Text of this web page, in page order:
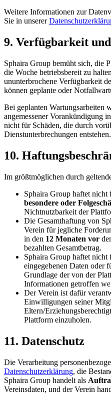
Weitere Informationen zur
Sie in unserer
9. Verfügbarkeit
Sphaira Group bemüht sich, die
die Woche betriebsbereit zu
ununterbrochene Verfügbarkeit
können geplante oder
Bei geplanten Wartungsarbeiten
angemessener Vorankündigung
nicht für Schäden, die durch
Dienstunterbrechungen entstehen.
10.
Im größtmöglichen durch
Sphaira Group haftet nicht
besondere oder
Nichtnutzbarkeit der
Die Gesamthaftung von
Verein für jegliche
in den 12 Monaten vor
bezahlten Gesamtbetrag.
Sphaira Group haftet
eingegebenen Daten oder
Grundlage der von der
Informationen getroffen
Der Verein ist dafür
Einwilligungen seiner
Eltern/
Plattform einzuholen.
11. Datenschutz
Die Verarbeitung
Datenschutzerklärung, die
Sphaira Group handelt als
Vereinsdaten, und der Verein